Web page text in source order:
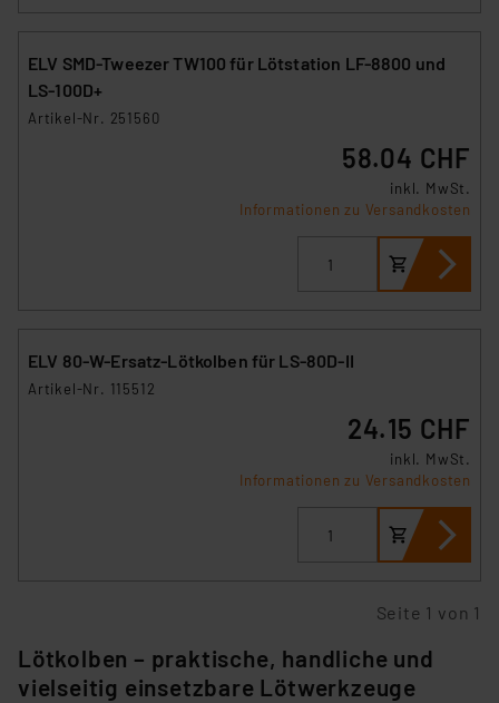
ELV SMD-Tweezer TW100 für Lötstation LF-8800 und
LS-100D+
Artikel-Nr. 251560
58.04 CHF
inkl. MwSt.
Informationen zu Versandkosten
ELV 80-W-Ersatz-Lötkolben für LS-80D-II
Artikel-Nr. 115512
24.15 CHF
inkl. MwSt.
Informationen zu Versandkosten
Seite 1 von 1
Lötkolben – praktische, handliche und
vielseitig einsetzbare Lötwerkzeuge